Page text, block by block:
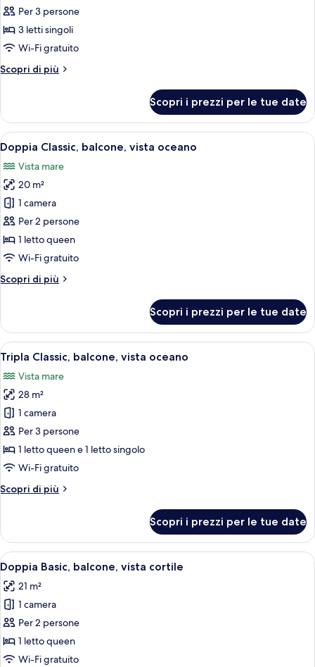
per
Tripla
Basic,
vista
Per 3 persone
3 letti singoli
Wi-Fi gratuito
Scopri di più
Altri
Basic,
balcone,
vista
cortile
Scopri i prezzi per le tue date
Apri
tutte
le
foto
per
Doppia
Classic,
balcone,
oceano
Un letto ben rifatto con lenzuola
6
Doppia Classic, balcone, vista oceano
Vista mare
20 m²
1 camera
Per 2 persone
1 letto queen
Wi-Fi gratuito
Scopri di più
Altri
Classic,
balcone,
vista
oceano
Scopri i prezzi per le tue date
Apri
tutte
le
foto
per
Tripla
Classic,
balcone,
oceano
Una camera da letto con un letto
6
Tripla Classic, balcone, vista oceano
Vista mare
28 m²
1 camera
Per 3 persone
1 letto queen e 1 letto singolo
Wi-Fi gratuito
Scopri di più
Altri
Classic,
balcone,
vista
oceano
Scopri i prezzi per le tue date
Apri
tutte
le
foto
per
Doppia
Basic,
Un letto ben rifatto con lenzuola
6
Doppia Basic, balcone, vista cortile
21 m²
1 camera
Per 2 persone
1 letto queen
Wi-Fi gratuito